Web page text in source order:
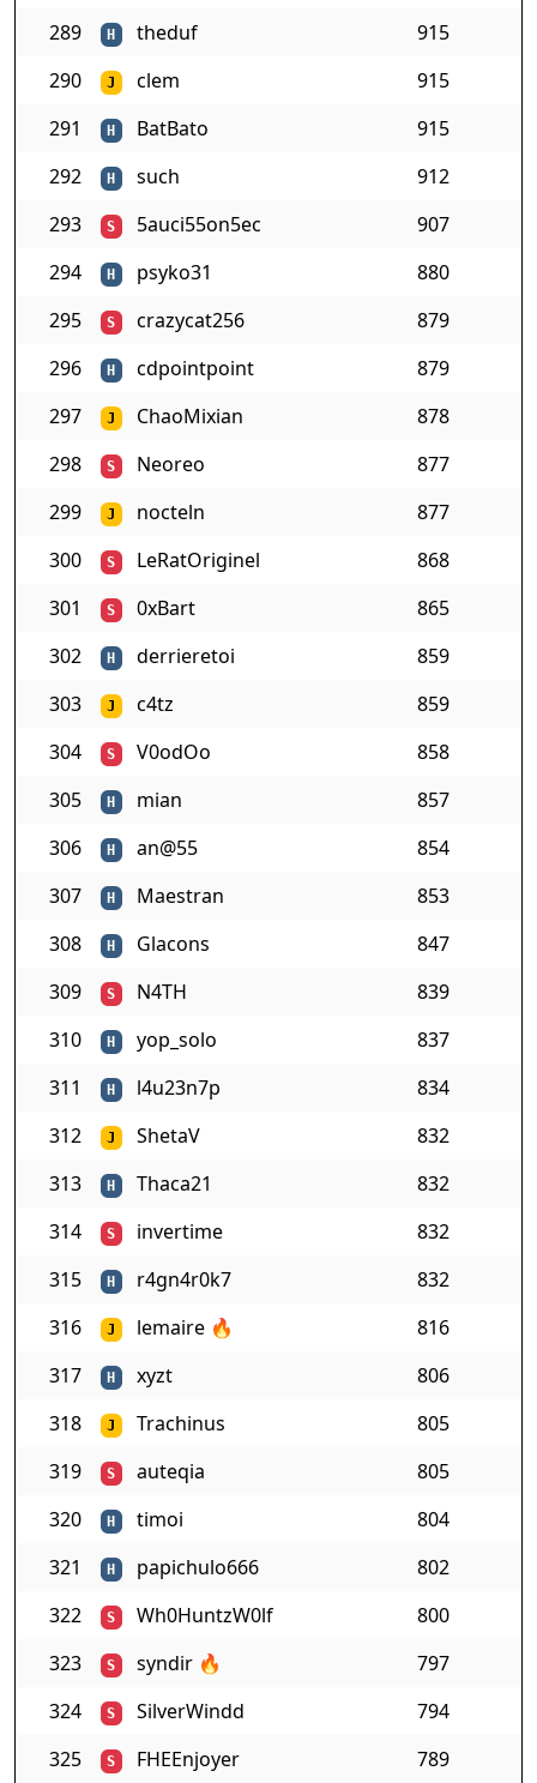
289
H theduf
915
290
J clem
915
291
H BatBato
915
292
H such
912
293
S 5auci55on5ec
907
294
H psyko31
880
295
S crazycat256
879
296
H cdpointpoint
879
297
J ChaoMixian
878
298
S Neoreo
877
299
J nocteln
877
300
S LeRatOriginel
868
301
S 0xBart
865
302
H derrieretoi
859
303
J c4tz
859
304
S V0odOo
858
305
H mian
857
306
H an@55
854
307
H Maestran
853
308
H Glacons
847
309
S N4TH
839
310
H yop_solo
837
311
H l4u23n7p
834
312
J ShetaV
832
313
H Thaca21
832
314
S invertime
832
315
H r4gn4r0k7
832
316
J lemaire🔥
816
317
H xyzt
806
318
J Trachinus
805
319
S auteqia
805
320
H timoi
804
321
H papichulo666
802
322
S Wh0HuntzW0lf
800
323
S syndir🔥
797
324
S SilverWindd
794
325
S FHEEnjoyer 789